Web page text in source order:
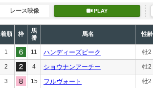
レース映像 PLAY
着順 枠
馬
番
馬名 性齢
1 11 ハンディーズピーク 牡2
2 4 ショウナンアーチー 牡2
3 15 フルヴォート 牡2